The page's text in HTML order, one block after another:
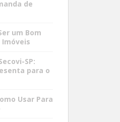
de
um Bom
SP:
para o
Usar Para